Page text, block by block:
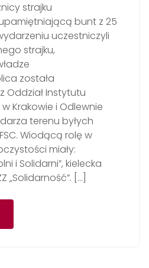
strajku
bunt z 25
uczestniczyli
strajku,
została
Oddział Instytutu
Krakowie i Odlewnie
terenu byłych
Wiodącą rolę w
miały:
i Solidarni”, kielecka
„Solidarność”. […]